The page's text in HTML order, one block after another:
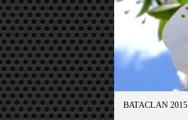
BATACLAN 2015